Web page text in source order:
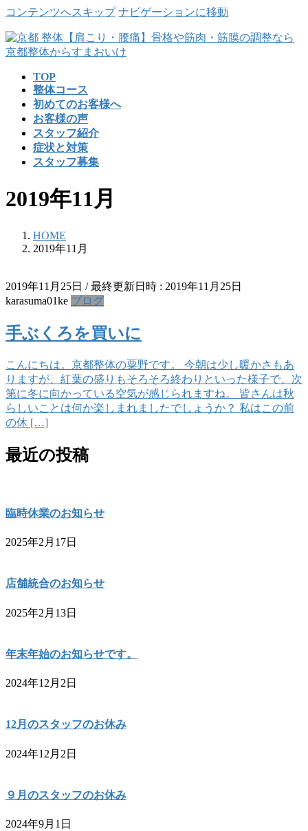
コンテンツへスキップ ナビゲーションに移動
TOP
整体コース
初めてのお客様へ
お客様の声
スタッフ紹介
症状と対策
スタッフ募集
2019年11月
HOME
2019年11月
2019年11月25日 / 最終更新日時 : 2019年11月25日
karasuma01ke ブログ
手ぶくろを買いに
こんにちは。京都整体の粟野です。 今朝は少し暖かさもあ
りますが、紅葉の盛りもそろそろ終わりといった様子で、次
第に冬に向かっている空気が感じられますね。 皆さんは秋
らしいことは何か楽しまれましたでしょうか？ 私はこの前
の休 […]
最近の投稿
臨時休業のお知らせ
2025年2月17日
店舗統合のお知らせ
2025年2月13日
年末年始のお知らせです。
2024年12月2日
12月のスタッフのお休み
2024年12月2日
９月のスタッフのお休み
2024年9月1日